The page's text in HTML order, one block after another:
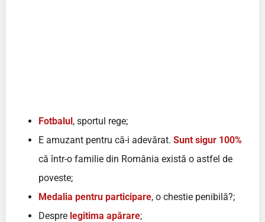
Fotbalul, sportul rege;
E amuzant pentru că-i adevărat. Sunt sigur 100%
că într-o familie din România există o astfel de
poveste;
Medalia pentru participare, o chestie penibilă?;
Despre legitima apărare;